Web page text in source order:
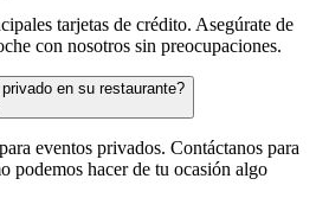
tarjetas de crédito. Asegúrate de
con nosotros sin preocupaciones.
en su restaurante?
eventos privados. Contáctanos para
podemos hacer de tu ocasión algo